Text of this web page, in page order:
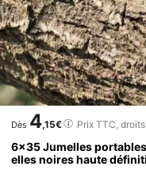
Dès 4,15€ Prix TTC,
6x35 Jumelles
elles noires haute